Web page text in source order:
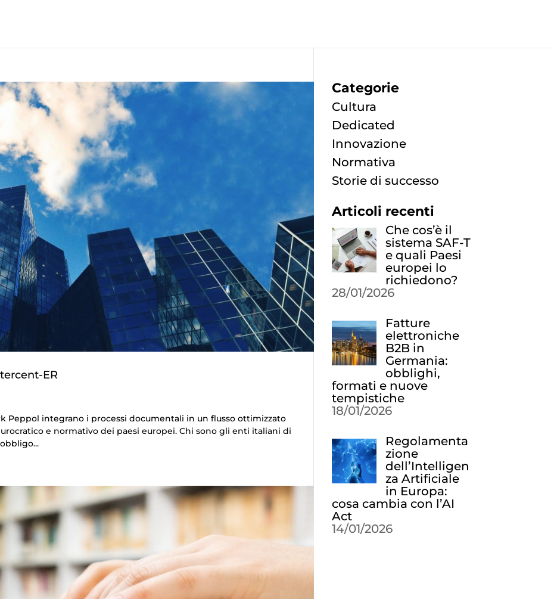
ER
Peppol integrano i processi documentali in un flusso ottimizzato
e normativo dei paesi europei. Chi sono gli enti italiani di
Categorie
Cultura
Dedicated
Innovazione
Normativa
Storie di successo
Articoli recenti
Che cos’è il
sistema SAF-T
e quali Paesi
europei lo
richiedono?
28/01/2026
Fatture
elettroniche
B2B in
Germania:
obblighi,
formati e nuove
tempistiche
18/01/2026
Regolamenta
zione
dell’Intelligen
za Artificiale
in Europa:
cosa cambia con l’AI
Act
14/01/2026